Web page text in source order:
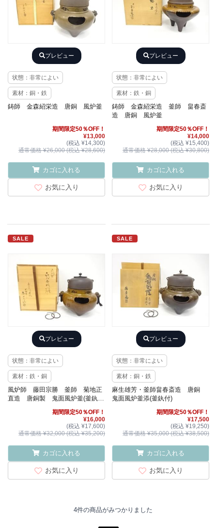
プレビュー
状態：非常によい
素材：銅・鉄
鋳師 金森紹栄造 唐銅 風炉釜
期間限定50％OFF！
¥13,000
(税込 ¥14,300)
通常価格 ¥26,000 (税込 ¥28,600)
カゴに入れる
お気に入り
プレビュー
状態：非常によい
素材：鉄・銅
鋳師 金森紹栄造 釜師 畠春斎
造 唐銅 風炉釜
期間限定50％OFF！
¥14,000
(税込 ¥15,400)
通常価格 ¥28,000 (税込 ¥30,800)
カゴに入れる
お気に入り
SALE
プレビュー
状態：非常によい
素材：鉄・銅
風炉師 藤田宗勝 釜師 菊地正
直造 唐銅製 鬼面風炉釜(釜釻
期間限定50％OFF！
¥16,000
(税込 ¥17,600)
通常価格 ¥32,000 (税込 ¥35,200)
カゴに入れる
お気に入り
SALE
プレビュー
状態：非常によい
素材：銅・鉄
麻生雄芳・釜師畠春斎造 唐銅
鬼面風炉釜添(釜釻付)
期間限定50％OFF！
¥17,500
(税込 ¥19,250)
通常価格 ¥35,000 (税込 ¥38,500)
カゴに入れる
お気に入り
4件の商品がみつかりました